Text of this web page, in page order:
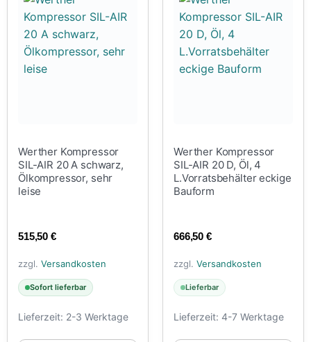
Werther Kompressor
SIL-AIR 20 A schwarz,
Ölkompressor, sehr
leise
515,50 €
zzgl. Versandkosten
Sofort lieferbar
Lieferzeit: 2-3 Werktage
Werther Kompressor
SIL-AIR 20 D, Öl, 4
L.Vorratsbehälter eckige
Bauform
666,50 €
zzgl. Versandkosten
Lieferbar
Lieferzeit: 4-7 Werktage